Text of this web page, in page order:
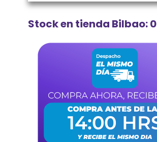
Stock en tienda Bilbao: 0